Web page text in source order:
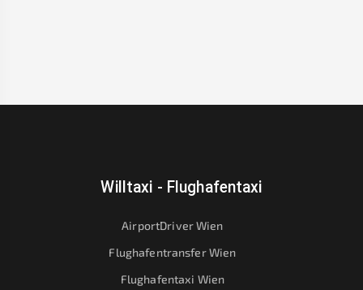
Willtaxi - Flughafentaxi
AirportDriver Wien
Flughafentransfer Wien
Flughafentaxi Wien